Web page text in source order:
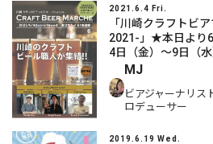
2021.6.4 Fri.
「川崎クラフトビ
2021-」★本日より
4日（金）～9日（水
MJ
ビアジャーナリス
ロデューサー
2019.6.19 Wed.